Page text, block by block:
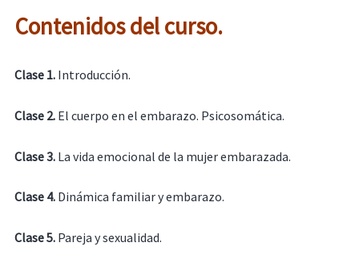
Contenidos del curso.
Clase 1. Introducción.
Clase 2. El cuerpo en el embarazo. Psicosomática.
Clase 3. La vida emocional de la mujer embarazada.
Clase 4. Dinámica familiar y embarazo.
Clase 5. Pareja y sexualidad.